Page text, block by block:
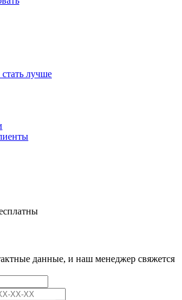
лучше
данные, и наш менеджер свяжется